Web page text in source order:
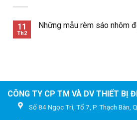
11
Th2
Những mẫu rèm sáo nhôm
CÔNG TY CP TM VÀ DV THIẾT BỊ
Số 84 Ngọc Trì, Tổ 7, P. Thạch Bàn,